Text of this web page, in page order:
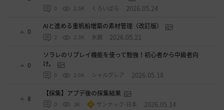
0 2.5K くろいばら 2026.05.24
0
AIと進める重帆船増築の素材管理（改訂版）
2 2.3K 氷鏡 2026.05.21
0
ソラレのリプレイ機能を使って勉強！初心者から中級者向
け。
0 2.6K シャルグレア 2026.05.18
8
【採集】アプデ後の採集結果
0 3K ザンナック-日本 2026.05.14